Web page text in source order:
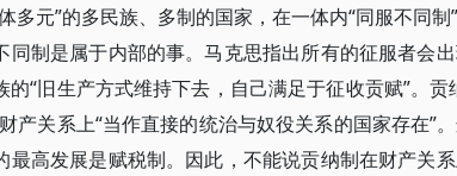
多元”的多民族、多制的国家，在一体内“同服不同
同制是属于内部的事。马克思指出所有的征服者会
的“旧生产方式维持下去，自己满足于征收贡赋”。
产关系上“当作直接的统治与奴役关系的国家存在”
最高发展是赋税制。因此，不能说贡纳制在财产关